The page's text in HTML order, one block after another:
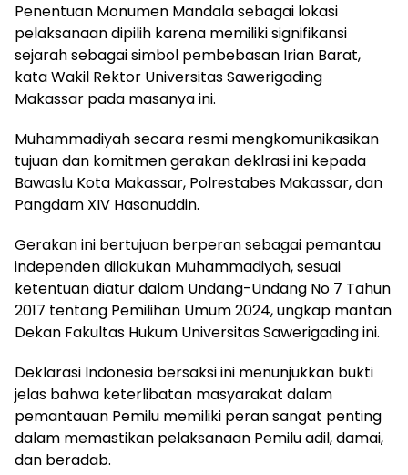
Penentuan Monumen Mandala sebagai lokasi
pelaksanaan dipilih karena memiliki signifikansi
sejarah sebagai simbol pembebasan Irian Barat,
kata Wakil Rektor Universitas Sawerigading
Makassar pada masanya ini.
Muhammadiyah secara resmi mengkomunikasikan
tujuan dan komitmen gerakan deklrasi ini kepada
Bawaslu Kota Makassar, Polrestabes Makassar, dan
Pangdam XIV Hasanuddin.
Gerakan ini bertujuan berperan sebagai pemantau
independen dilakukan Muhammadiyah, sesuai
ketentuan diatur dalam Undang-Undang No 7 Tahun
2017 tentang Pemilihan Umum 2024, ungkap mantan
Dekan Fakultas Hukum Universitas Sawerigading ini.
Deklarasi Indonesia bersaksi ini menunjukkan bukti
jelas bahwa keterlibatan masyarakat dalam
pemantauan Pemilu memiliki peran sangat penting
dalam memastikan pelaksanaan Pemilu adil, damai,
dan beradab.